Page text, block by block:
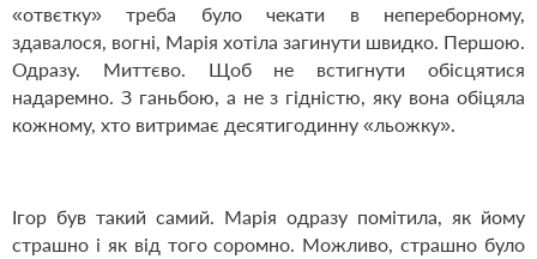
«отвєтку» треба було чекати в непереборному,
здавалося, вогні, Марія хотіла загинути швидко. Першою.
Одразу. Миттєво. Щоб не встигнути обісцятися
надаремно. З ганьбою, а не з гідністю, яку вона обіцяла
кожному, хто витримає десятигодинну «льожку».
Ігор був такий самий. Марія одразу помітила, як йому
страшно і як від того соромно. Можливо, страшно було